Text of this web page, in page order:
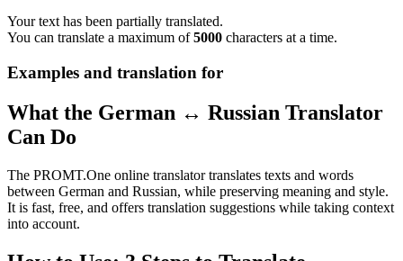
Your text has been partially translated.
You can translate a maximum of5000 characters at a time.
Examples and translation for
What the German ↔ Russian Translator
Can Do
The PROMT.One online translator translates texts and words
between German and Russian, while preserving meaning and style.
It is fast, free, and offers translation suggestions while taking context
into account.